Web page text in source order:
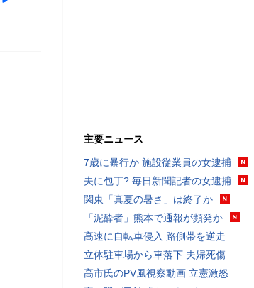
主要ニュース
7歳に暴行か 施設従業員の女逮捕
夫に包丁? 毎日新聞記者の女逮捕
関東「真夏の暑さ」は終了か
「泥酔者」熊本で通報が頻発か
高速に自転車侵入 路側帯を逆走
立体駐車場から車落下 夫婦死傷
高市氏のPV風視察動画 立憲激怒